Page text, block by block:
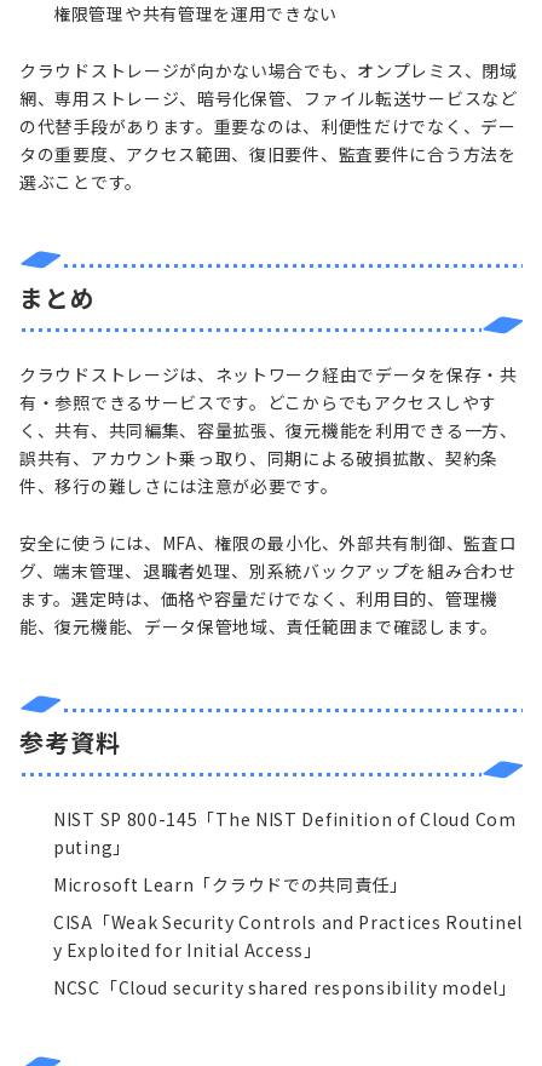
権限管理や共有管理を運用できない
クラウドストレージが向かない場合でも、オンプレミス、閉域
網、専用ストレージ、暗号化保管、ファイル転送サービスなど
の代替手段があります。重要なのは、利便性だけでなく、デー
タの重要度、アクセス範囲、復旧要件、監査要件に合う方法を
選ぶことです。
まとめ
クラウドストレージは、ネットワーク経由でデータを保存・共
有・参照できるサービスです。どこからでもアクセスしやす
く、共有、共同編集、容量拡張、復元機能を利用できる一方、
誤共有、アカウント乗っ取り、同期による破損拡散、契約条
件、移行の難しさには注意が必要です。
安全に使うには、MFA、権限の最小化、外部共有制御、監査ロ
グ、端末管理、退職者処理、別系統バックアップを組み合わせ
ます。選定時は、価格や容量だけでなく、利用目的、管理機
能、復元機能、データ保管地域、責任範囲まで確認します。
参考資料
NIST SP 800-145「The NIST Definition of Cloud Com
puting」
Microsoft Learn「クラウドでの共同責任」
CISA「Weak Security Controls and Practices Routinel
y Exploited for Initial Access」
NCSC「Cloud security shared responsibility model」